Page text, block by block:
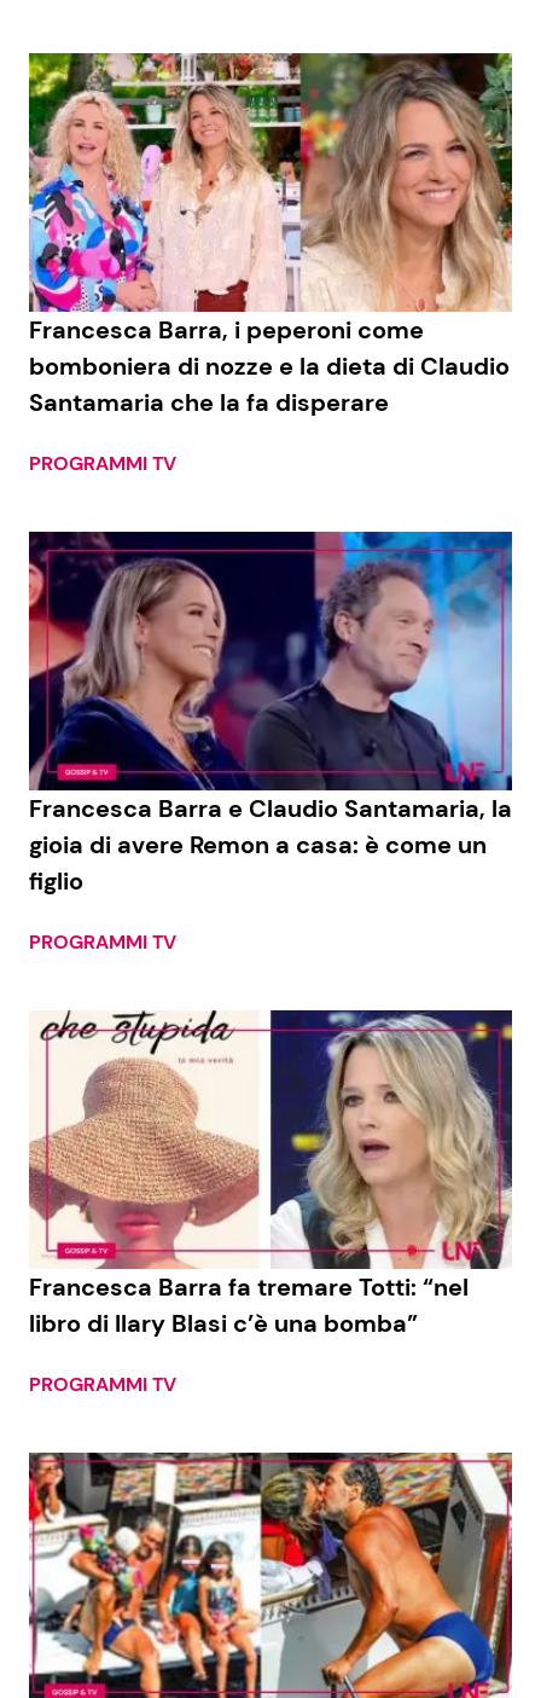
Francesca Barra, i peperoni come
bomboniera di nozze e la dieta di Claudio
Santamaria che la fa disperare
PROGRAMMI TV
Francesca Barra e Claudio Santamaria, la
gioia di avere Remon a casa: è come un
figlio
PROGRAMMI TV
Francesca Barra fa tremare Totti: “nel
libro di Ilary Blasi c’è una bomba”
PROGRAMMI TV